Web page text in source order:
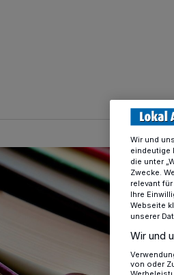
Vergnügen
Wir und
eindeutige
die unter
Zwecke.
relevant
Ihre
Webseite
unserer
Wir und
von oder